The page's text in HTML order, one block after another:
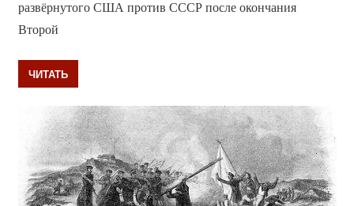
развёрнутого США против СССР после окончания
Второй
ЧИТАТЬ